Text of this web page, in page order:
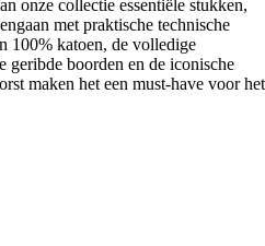
onze collectie essentiële stukken,
met praktische technische
100% katoen, de volledige
geribde boorden en de iconische
maken het een must-have voor het